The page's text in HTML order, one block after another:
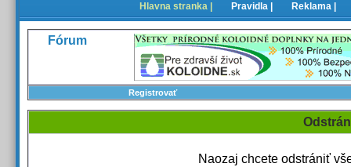
Hlavna stranka | Pravidla | Reklama |
Fórum
Registrovať
Naozaj chcete odstrániť